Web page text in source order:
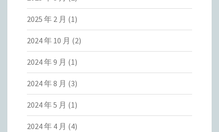
2025 年 2 月 (1)
2024 年 10 月 (2)
2024 年 9 月 (1)
2024 年 8 月 (3)
2024 年 5 月 (1)
2024 年 4 月 (4)